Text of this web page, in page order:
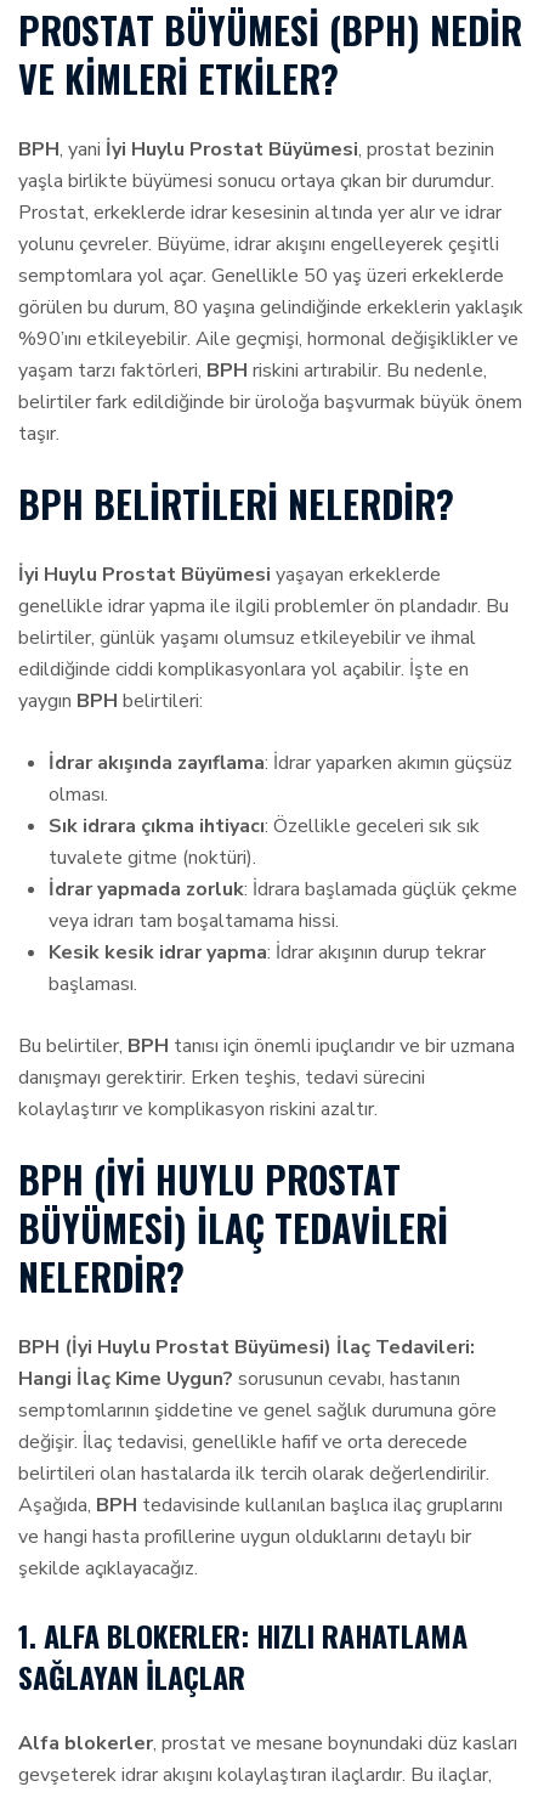
PROSTAT BÜYÜMESI (BPH) NEDIR
VE KIMLERI ETKILER?
BPH, yani İyi Huylu Prostat Büyümesi, prostat bezinin
yaşla birlikte büyümesi sonucu ortaya çıkan bir durumdur.
Prostat, erkeklerde idrar kesesinin altında yer alır ve idrar
yolunu çevreler. Büyüme, idrar akışını engelleyerek çeşitli
semptomlara yol açar. Genellikle 50 yaş üzeri erkeklerde
görülen bu durum, 80 yaşına gelindiğinde erkeklerin yaklaşık
%90’ını etkileyebilir. Aile geçmişi, hormonal değişiklikler ve
yaşam tarzı faktörleri, BPH riskini artırabilir. Bu nedenle,
belirtiler fark edildiğinde bir üroloğa başvurmak büyük önem
taşır.
BPH BELIRTILERI NELERDIR?
İyi Huylu Prostat Büyümesi yaşayan erkeklerde
genellikle idrar yapma ile ilgili problemler ön plandadır. Bu
belirtiler, günlük yaşamı olumsuz etkileyebilir ve ihmal
edildiğinde ciddi komplikasyonlara yol açabilir. İşte en
yaygın BPH belirtileri:
İdrar akışında zayıflama: İdrar yaparken akımın güçsüz
olması.
Sık idrara çıkma ihtiyacı: Özellikle geceleri sık sık
tuvalete gitme (noktüri).
İdrar yapmada zorluk: İdrara başlamada güçlük çekme
veya idrarı tam boşaltamama hissi.
Kesik kesik idrar yapma: İdrar akışının durup tekrar
başlaması.
Bu belirtiler, BPH tanısı için önemli ipuçlarıdır ve bir uzmana
danışmayı gerektirir. Erken teşhis, tedavi sürecini
kolaylaştırır ve komplikasyon riskini azaltır.
BPH (İYI HUYLU PROSTAT
BÜYÜMESI) İLAÇ TEDAVILERI
NELERDIR?
BPH (İyi Huylu Prostat Büyümesi) İlaç Tedavileri:
Hangi İlaç Kime Uygun? sorusunun cevabı, hastanın
semptomlarının şiddetine ve genel sağlık durumuna göre
değişir. İlaç tedavisi, genellikle hafif ve orta derecede
belirtileri olan hastalarda ilk tercih olarak değerlendirilir.
Aşağıda, BPH tedavisinde kullanılan başlıca ilaç gruplarını
ve hangi hasta profillerine uygun olduklarını detaylı bir
şekilde açıklayacağız.
1. ALFA BLOKERLER: HIZLI RAHATLAMA
SAĞLAYAN İLAÇLAR
Alfa blokerler, prostat ve mesane boynundaki düz kasları
gevşeterek idrar akışını kolaylaştıran ilaçlardır. Bu ilaçlar,